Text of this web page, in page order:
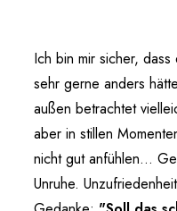
Ich bin mir sicher,
sehr gerne anders
außen betrachtet
aber in stillen
nicht gut anfühlen...
Unruhe.